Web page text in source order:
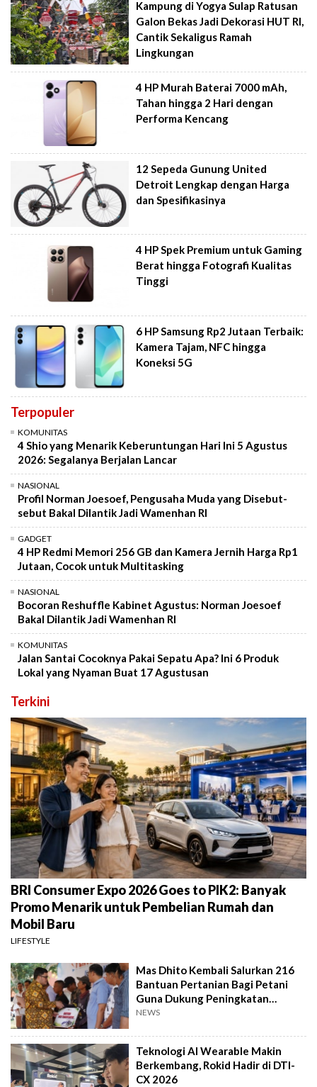
Kampung di Yogya Sulap Ratusan
Galon Bekas Jadi Dekorasi HUT RI,
Cantik Sekaligus Ramah
Lingkungan
4 HP Murah Baterai 7000 mAh,
Tahan hingga 2 Hari dengan
Performa Kencang
12 Sepeda Gunung United
Detroit Lengkap dengan Harga
dan Spesifikasinya
4 HP Spek Premium untuk Gaming
Berat hingga Fotografi Kualitas
Tinggi
6 HP Samsung Rp2 Jutaan Terbaik:
Kamera Tajam, NFC hingga
Koneksi 5G
Terpopuler
KOMUNITAS
4 Shio yang Menarik Keberuntungan Hari Ini 5 Agustus
2026: Segalanya Berjalan Lancar
NASIONAL
Profil Norman Joesoef, Pengusaha Muda yang Disebut-
sebut Bakal Dilantik Jadi Wamenhan RI
GADGET
4 HP Redmi Memori 256 GB dan Kamera Jernih Harga Rp1
Jutaan, Cocok untuk Multitasking
NASIONAL
Bocoran Reshuffle Kabinet Agustus: Norman Joesoef
Bakal Dilantik Jadi Wamenhan RI
KOMUNITAS
Jalan Santai Cocoknya Pakai Sepatu Apa? Ini 6 Produk
Lokal yang Nyaman Buat 17 Agustusan
Terkini
BRI Consumer Expo 2026 Goes to PIK2: Banyak
Promo Menarik untuk Pembelian Rumah dan
Mobil Baru
LIFESTYLE
Mas Dhito Kembali Salurkan 216
Bantuan Pertanian Bagi Petani
Guna Dukung Peningkatan
Produksi
NEWS
Teknologi AI Wearable Makin
Berkembang, Rokid Hadir di DTI-
CX 2026